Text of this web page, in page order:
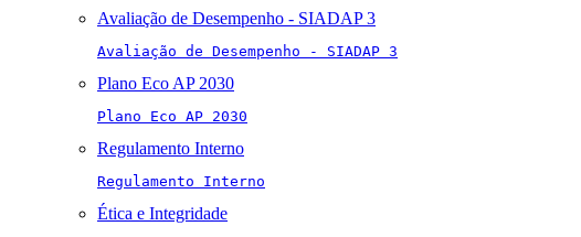
Avaliação de Desempenho - SIADAP 3
Avaliação de Desempenho - SIADAP 3
Plano Eco AP 2030
Plano Eco AP 2030
Regulamento Interno
Regulamento Interno
Ética e Integridade